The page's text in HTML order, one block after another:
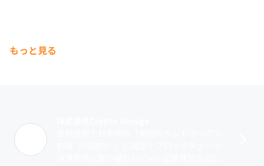
もっと見る